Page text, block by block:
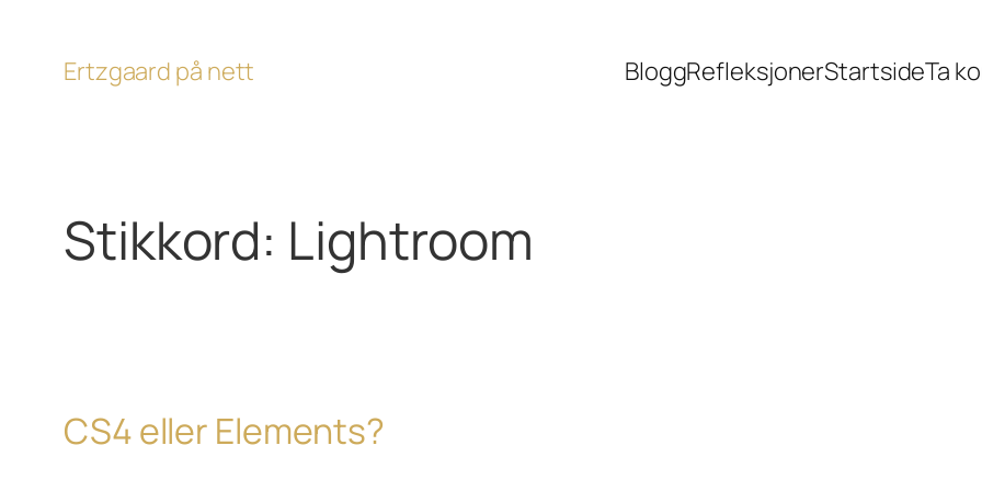
innhold
Ertzgaard på nett BloggRefleksjonerStartsideTa
Stikkord: Lightroom
CS4 eller Elements?